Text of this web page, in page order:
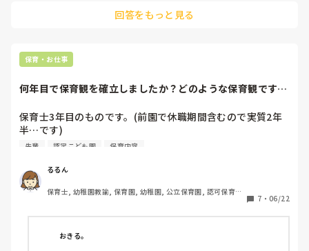
と「注意された」(マイナス)となるようで(T T)
その独身先生への視線(ベテランの)が日に日に厳しくなって
るのを感じます。陰口に似たような事も出て来てて…。
私も経験が浅いので、自分に言われてる感も抱いたり…保育
室の空気が重くなってしまいます。
はぁ。
職場が新しい先生を育てる雰囲気が無いと、なかなか保育士と
た。
汚いものをキレイにする気持ちは素直じゃないとできないと思
あと、オムツ替えかな。
指導ではなく具体的に話せるからです。
新卒さんは未婚で、保護者じゃないので、経験ないし、明確な
仕事内容を話さないと理解がしにくいのかなぁと思います。
ほかにも、社会人たるマナーはあると思うけど、言い訳できる
ブー3(スリー)さんも、無理せず、人の振り見て我が振り直せで
大丈夫！ベテラン先生はいい見本と思って、どんどん質問した
り、話しかけてみてくださいね。
がんばりましょ！応援してます。
回答をもっと見る
保育・お仕事
何年目で保育観を確立しましたか？どのような保育観です
保育士3年目のものです。(前園で休職期間含むので実質2年
半…です)
現在の園では2年目なのですが、保育観というものをなかな
私の園は、主体性を尊重しており、保育教諭が厳しいことを
子どもに言うことも多々あります。子どもが自分で自分のこ
とをできるようになるため、社会性を育むためです。
私の中では、「何事にも感謝の気持ちを持って欲しい」とい
う思いがあるのですが、これが保育観に当てはまるのかも分
かりません。
先輩 認定こども園 保育内容
るるん
保育士, 幼稚園教諭, 保育園, 幼稚園, 公立保育園, 認可保育園,
7 ・ 06/22
おきる。